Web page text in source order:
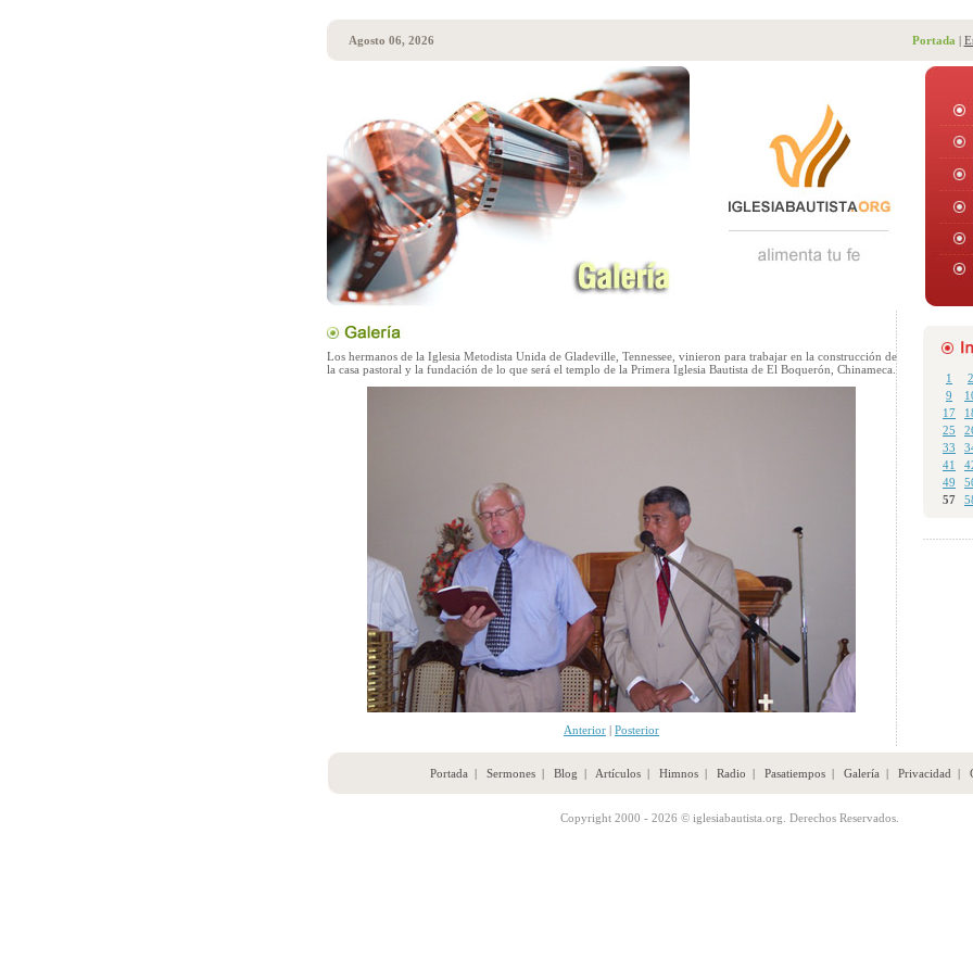
Agosto 06, 2026 Portada |
Los hermanos de la Iglesia Metodista Unida de Gladeville, Tennessee, vinieron para trabajar en la construcción de
la casa pastoral y la fundación de lo que será el templo de la Primera Iglesia Bautista de El Boquerón, Chinameca.
1 2
9
17
25
33
41
49
57
Anterior | Posterior
Portada | Sermones| Blog | Artículos| Himnos| Radio | Pasatiempos| Galería | Privacidad |
Copyright 2000 - 2026 © iglesiabautista.org. Derechos Reservados.